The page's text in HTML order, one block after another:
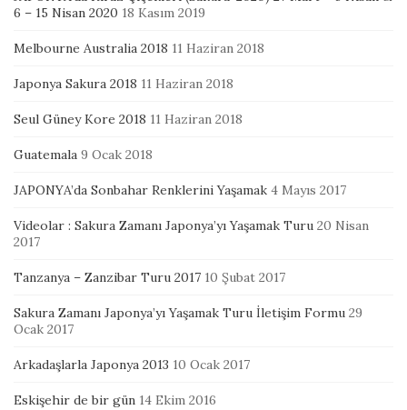
6 – 15 Nisan 2020 18 Kasım 2019
Melbourne Australia 2018 11 Haziran 2018
Japonya Sakura 2018 11 Haziran 2018
Seul Güney Kore 2018 11 Haziran 2018
Guatemala 9 Ocak 2018
JAPONYA’da Sonbahar Renklerini Yaşamak 4 Mayıs 2017
Videolar : Sakura Zamanı Japonya’yı Yaşamak Turu 20 Nisan
2017
Tanzanya – Zanzibar Turu 2017 10 Şubat 2017
Sakura Zamanı Japonya’yı Yaşamak Turu İletişim Formu 29
Ocak 2017
Arkadaşlarla Japonya 2013 10 Ocak 2017
Eskişehir de bir gün 14 Ekim 2016